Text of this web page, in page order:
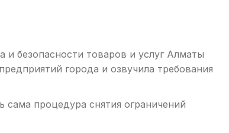
и безопасности товаров и услуг Алматы
города и озвучила требования
сама процедура снятия ограничений